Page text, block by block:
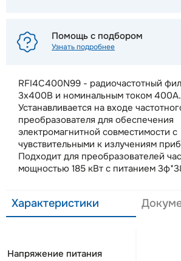
RFI4C400N99 - радиочастотный
3х400В и номинальным током 400A.
Устанавливается на входе
преобразователя для обеспечения
электромагнитной совместимости с
чувствительными к излучениям
Подходит для преобразователей
мощностью 185 кВт с питанием
Характеристики
Напряжение питания
Помощь с подбором
Узнать подробнее